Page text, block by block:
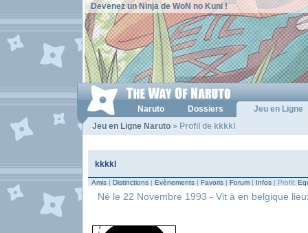
Devenez un Ninja de WoN no Kuni !
Naruto Dossiers
Jeu en Ligne
Jeu en Ligne Naruto » Profil de kkkkl
kkkkl
Amis | Distinctions | Evènements | Favoris | Forum | Infos | Profil:
Né le 22 Novembre 1993 - Vit à en belgique